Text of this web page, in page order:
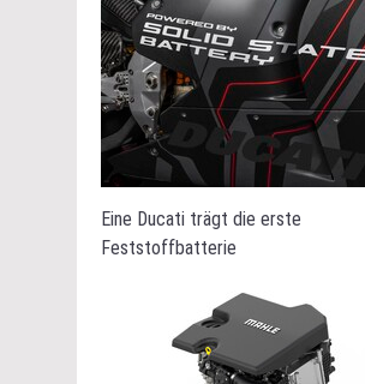
Eine Ducati trägt die erste
Feststoffbatterie